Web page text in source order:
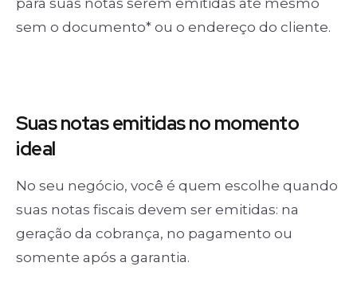
para suas notas serem emitidas até mesmo
sem o documento* ou o endereço do cliente.
Suas notasemitidas no momento
ideal
No seu negócio, você é quem escolhe quando
suas notas fiscais devem ser emitidas: na
geração da cobrança, no pagamento ou
somente após a garantia.